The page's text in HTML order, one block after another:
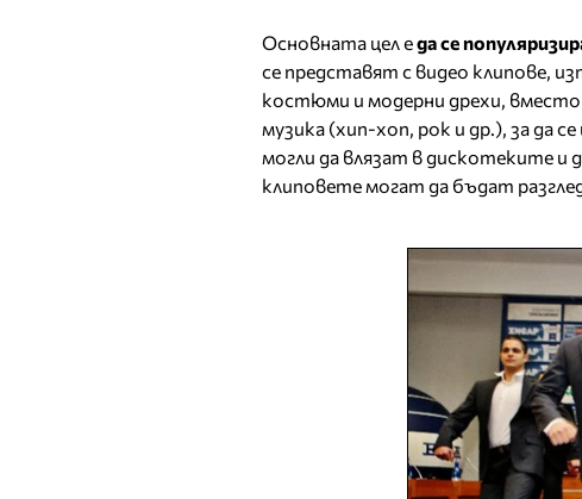
Основната цел еда се
се представят с видео клипове,
костюми и модерни дрехи, вместо
музика (хип-хоп, рок и др.), за да
могли да влязат в дискотеките и
клиповете могат да бъдат